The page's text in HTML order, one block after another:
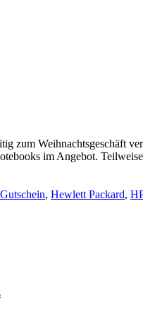
zum Weihnachtsgeschäft
im Angebot.
Gutschein, Hewlett Packard, HP